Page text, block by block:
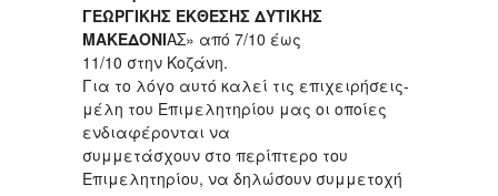
ΓΕΩΡΓΙΚΗΣ ΕΚΘΕΣΗΣ ΔΥΤΙΚΗΣ
ΜΑΚΕΔΟΝΙΑΣ» από 7/10 έως
11/10 στην Κοζάνη.
Για το λόγο αυτό καλεί τις επιχειρήσεις-
μέλη του Επιμελητηρίου μας οι οποίες
ενδιαφέρονται να
συμμετάσχουν στο περίπτερο του
Επιμελητηρίου, να δηλώσουν συμμετοχή